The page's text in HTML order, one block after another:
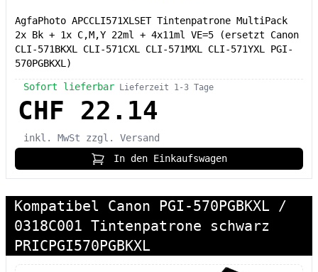
AgfaPhoto APCCLI571XLSET Tintenpatrone MultiPack
2x Bk + 1x C,M,Y 22ml + 4x11ml VE=5 (ersetzt Canon
CLI-571BKXL CLI-571CXL CLI-571MXL CLI-571YXL PGI-
570PGBKXL)
Sofort lieferbar Lieferzeit 1-3 Tage
CHF 22.14
inkl. MwSt
zzgl. Versand
In den Einkaufswagen
Kompatibel Canon PGI-570PGBKXL /
0318C001 Tintenpatrone schwarz
PRICPGI570PGBKXL